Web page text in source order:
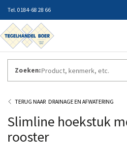
0184-68 28 66
Zoeken:
ZAKELIJK INLOGGEN
DRAINAGE EN AFWATERING
Slimline hoekstuk
rooster